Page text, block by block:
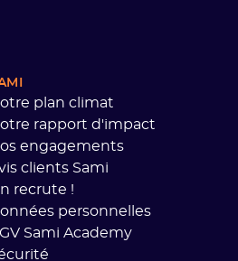
plan climat
rapport d'impact
engagements
clients Sami
recrute !
personnelles
Sami Academy